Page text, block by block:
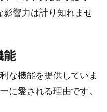
影響力は計り知れませ
能
な機能を提供していま
に愛される理由です。